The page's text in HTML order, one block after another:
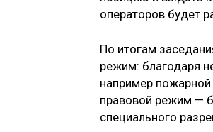
операторов будет
По итогам
режим: благодаря
например пожарной
правовой режим —
специального